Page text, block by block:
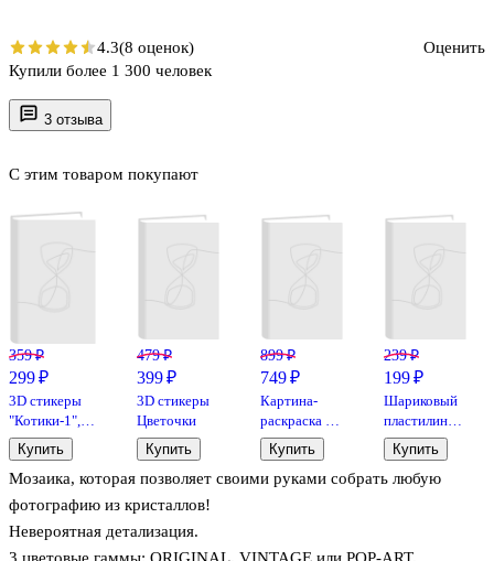
3 отзыва
Мозаика, которая позволяет своими руками собрать любую
фотографию из кристаллов!
Невероятная детализация.
С этим товаром покупают
359 ₽
299 ₽
3D стикеры
"Котики-1", 6
штук
Купить
479 ₽
399 ₽
3D стикеры
Цветочки
Купить
899 ₽
749 ₽
Картина-
раскраска по
номерам
«Коты в
платочках»,
Купить
239 ₽
199 ₽
Шариковый
пластилин
модели
"Puzzle
Foam",
Купить
4.3(8 оценок)
Оценить
Купили более 1 300 человек